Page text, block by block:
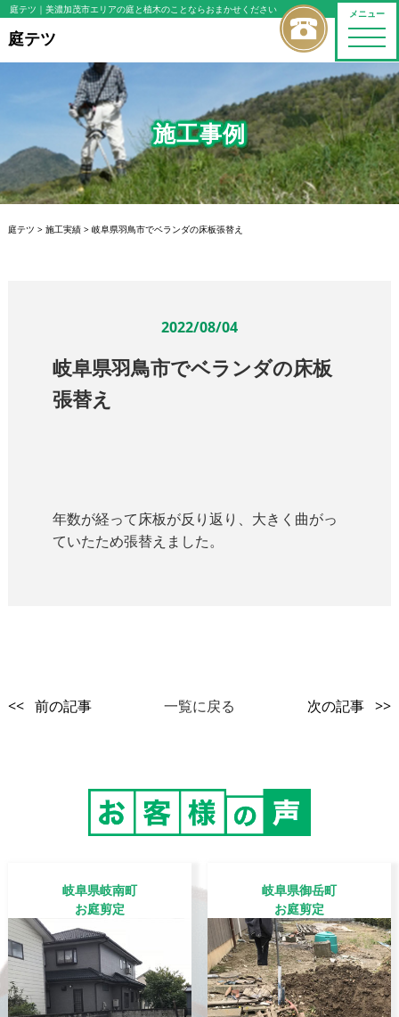
メニュー
toggle
庭テツ ｜美濃加茂市エリアの庭と植木のことならおまかせください
庭テツ
施工事例
庭テツ > 施工実績> 岐阜県羽鳥市でベランダの床板張替え
2022/08/04
岐阜県羽鳥市でベランダの床板
張替え
年数が経って床板が反り返り、大きく曲がっ
ていたため張替えました。
<< 前の記事 一覧に戻る 次の記事 >>
岐阜県岐南町
お庭剪定
岐阜県御岳町
お庭剪定